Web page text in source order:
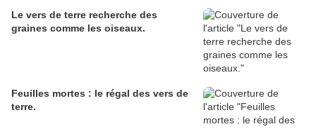
Le vers de terre recherche des
graines comme les oiseaux.
Feuilles mortes : le régal des vers de
terre.